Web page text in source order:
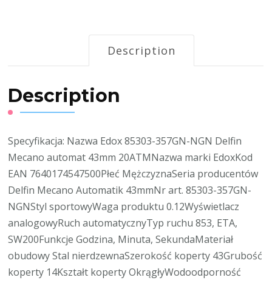
Description
Description
Specyfikacja: Nazwa Edox 85303-357GN-NGN Delfin
Mecano automat 43mm 20ATMNazwa marki EdoxKod
EAN 7640174547500Płeć MężczyznaSeria producentów
Delfin Mecano Automatik 43mmNr art. 85303-357GN-
NGNStyl sportowyWaga produktu 0.12Wyświetlacz
analogowyRuch automatycznyTyp ruchu 853, ETA,
SW200Funkcje Godzina, Minuta, SekundaMateriał
obudowy Stal nierdzewnaSzerokość koperty 43Grubość
koperty 14Kształt koperty OkrągłyWodoodporność